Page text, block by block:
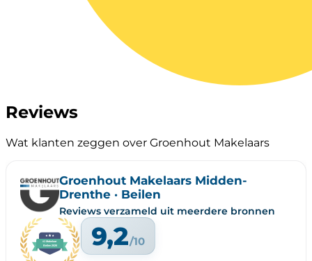
Reviews
Wat klanten zeggen over Groenhout Makelaars